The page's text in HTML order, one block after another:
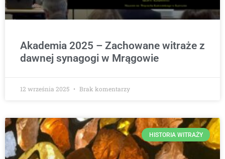
Akademia 2025 – Zachowane witraże z
dawnej synagogi w Mrągowie
12 września 2025 Brak komentarzy
HISTORIA WITRAŻY